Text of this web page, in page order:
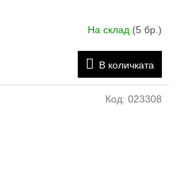
На склад (5 бр.)
В количката
Код: 023308